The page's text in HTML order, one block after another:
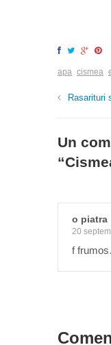
apa cismea
Rasarituri
Un
“
o piatra
20
f